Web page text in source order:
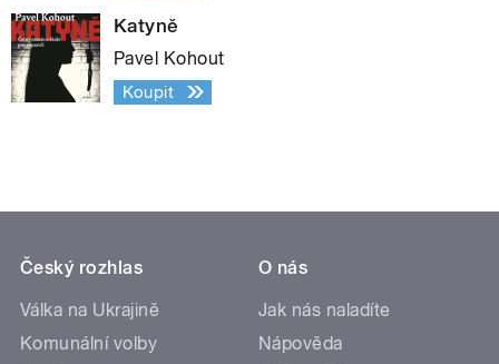
Katyně
Pavel Kohout
Koupit
Český rozhlas
Válka na Ukrajině
Komunální volby
O nás
Jak nás naladíte
Nápověda